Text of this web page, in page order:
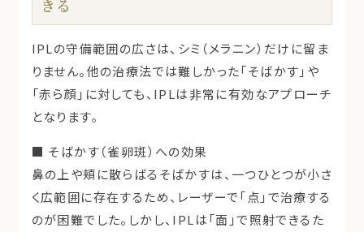
きる
IPLの守備範囲の広さは、シミ（メラニン）だけに留ま
りません。他の治療法では難しかった「そばかす」や
「赤ら顔」に対しても、IPLは非常に有効なアプローチ
となります。
■ そばかす（雀卵斑）への効果
鼻の上や頬に散らばる そばかすは、一つひとつが小さ
く広範囲に存在するため、レーザーで「点」で治療する
のが困難でした。しかし、IPLは「面」で照射できるた